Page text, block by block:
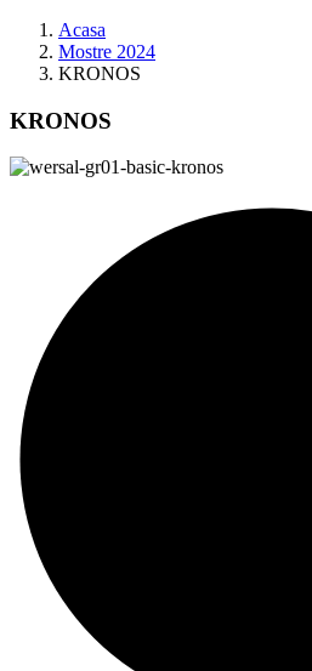
Acasa
Mostre 2024
KRONOS
KRONOS